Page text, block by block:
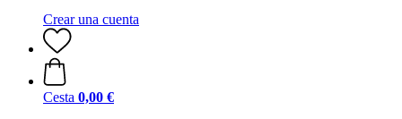
Crear una cuenta
Cesta 0,00 €